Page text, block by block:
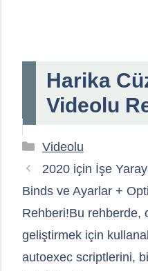
Harika
Videolu
Kategoriler
Videolu
2020 için İşe
Binds ve Ayarlar +
Rehberi!Bu rehberde,
geliştirmek için
autoexec scriptlerini,